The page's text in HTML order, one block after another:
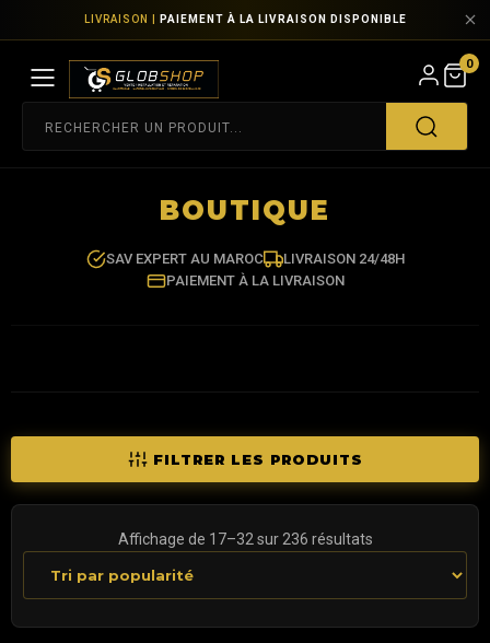
LIVRAISON | PAIEMENT À LA LIVRAISON DISPONIBLE
0
BOUTIQUE
SAV EXPERT AU MAROC
LIVRAISON 24/48H
PAIEMENT À LA LIVRAISON
FILTRER LES PRODUITS
Affichage de 17–32 sur 236 résultatsTrié